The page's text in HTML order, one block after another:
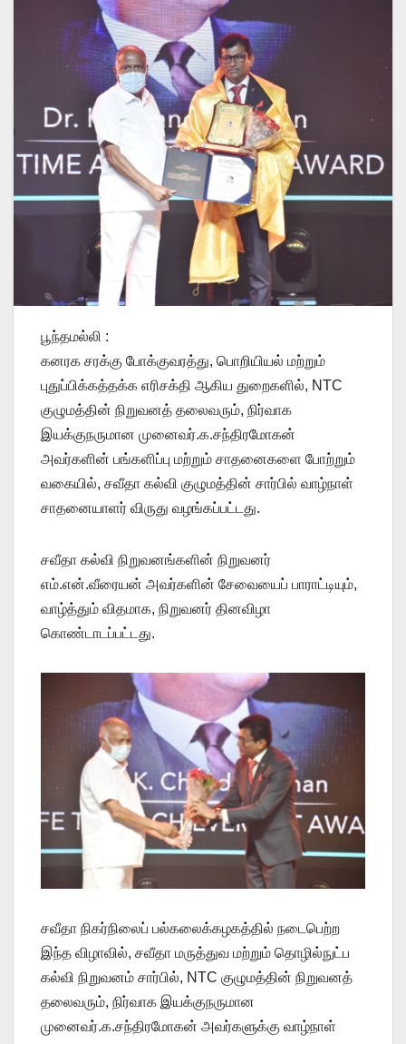
பூந்தமல்லி :
கனரக சரக்கு போக்குவரத்து, பொறியியல் மற்றும்
புதுப்பிக்கத்தக்க எரிசக்தி ஆகிய துறைகளில், NTC
குழுமத்தின் நிறுவனத் தலைவரும், நிர்வாக
இயக்குநருமான முனைவர்.க.சந்திரமோகன்
அவர்களின் பங்களிப்பு மற்றும் சாதனைகளை போற்றும்
வகையில், சவீதா கல்வி குழுமத்தின் சார்பில் வாழ்நாள்
சாதனையாளர் விருது வழங்கப்பட்டது.
சவீதா கல்வி நிறுவனங்களின் நிறுவனர்
எம்.என்.வீரையன் அவர்களின் சேவையைப் பாராட்டியும்,
வாழ்த்தும் விதமாக, நிறுவனர் தினவிழா
கொண்டாடப்பட்டது.
சவீதா நிகர்நிலைப் பல்கலைக்கழகத்தில் நடைபெற்ற
இந்த விழாவில், சவீதா மருத்துவ மற்றும் தொழில்நுட்ப
கல்வி நிறுவனம் சார்பில், NTC குழுமத்தின் நிறுவனத்
தலைவரும், நிர்வாக இயக்குநருமான
முனைவர்.க.சந்திரமோகன் அவர்களுக்கு வாழ்நாள்